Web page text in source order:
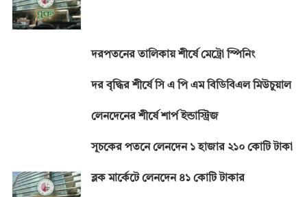
k
দরপতনের তালিকায় শীর্ষে মেট্রো স্পিনিং
দর বৃদ্ধির শীর্ষে সি এ পি এম বিডিবিএল মিউচুয়াল
লেনদেনের শীর্ষে শার্প ইন্ডাস্ট্রিজ
সূচকের পতনে লেনদেন ১ হাজার ২১০ কোটি টাকা
ব্লক মার্কেটে লেনদেন ৪১ কোটি টাকার